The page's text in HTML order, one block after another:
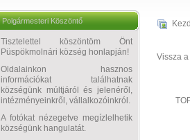
Polgármesteri Köszöntő
Tisztelettel köszöntöm Önt
Püspökmolnári község honlapján!
Oldalainkon hasznos
információkat találhatnak
községünk múltjáról és jelenéről,
intézményeinkről, vállalkozóinkról.
A fotókat nézegetve megízlelhetik
községünk hangulatát.
Vissza